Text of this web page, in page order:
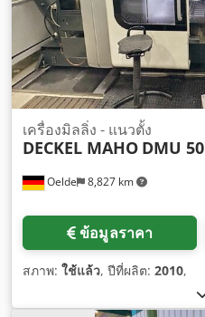
Oelde 8,827 km
เครื่องมิลลิ่ง - แนวตั้ง
DECKEL MAHO DMU 50
ข้อมูลราคา
สภาพ: ใช้แล้ว, ปีที่ผลิต: 2010,